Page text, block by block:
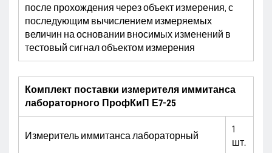
после прохождения через объект измерения, с
последующим вычислением измеряемых
величин на основании вносимых изменений в
тестовый сигнал объектом измерения
Комплект поставки измерителя иммитанса
лабораторного ПрофКиП Е7-25
Измеритель иммитанса лабораторный
1
шт.